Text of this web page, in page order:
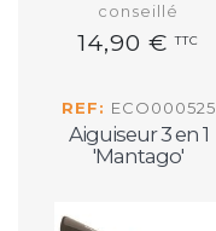
conseillé
14,90 €TTC
REF: ECO000525
Aiguiseur 3 en 1
'Mantago'